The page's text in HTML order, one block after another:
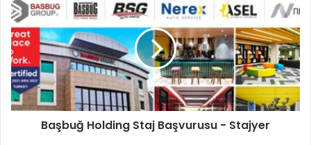
Başbuğ Holding Staj Başvurusu - Stajyer